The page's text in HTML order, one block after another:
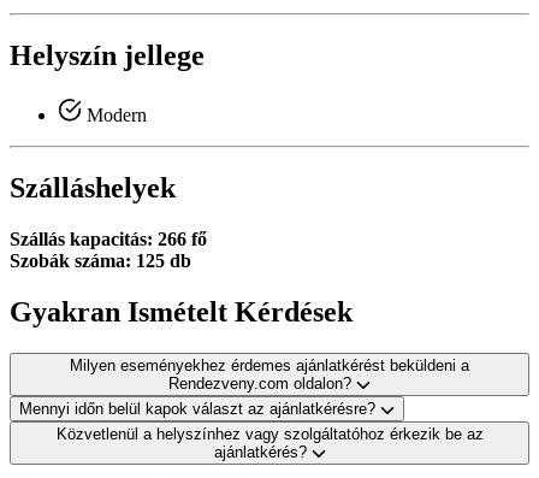
Helyszín jellege
Modern
Szálláshelyek
Szállás kapacitás: 266 fő
Szobák száma: 125 db
Gyakran Ismételt Kérdések
Milyen eseményekhez érdemes ajánlatkérést beküldeni a
Rendezveny.com oldalon?
Mennyi időn belül kapok választ az ajánlatkérésre?
Közvetlenül a helyszínhez vagy szolgáltatóhoz érkezik be az
ajánlatkérés?